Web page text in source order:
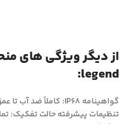
legend:
گواهینامه IP68: کاملاً ضد آب تا عمق 3 متر (10 فوت)
تنظیمات پیشرفته حالت تفکیک: